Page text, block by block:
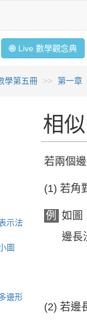
Live 數學觀念典
學第五冊 第一
相
若兩個
(1) 若角
例 如圖
邊長
(2) 若邊
示法
圖
邊形